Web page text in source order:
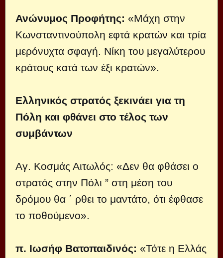
Ανώνυμος Προφήτης: «Μάχη στην
Κωνσταντινούπολη εφτά κρατών και τρία
μερόνυχτα σφαγή. Νίκη του μεγαλύτερου
κράτους κατά των έξι κρατών».
Ελληνικός στρατός ξεκινάει για τη
Πόλη και φθάνει στο τέλος των
συμβάντων
Αγ. Κοσμάς Αιτωλός: «Δεν θα φθάσει ο
στρατός στην Πόλι ” στη μέση του
δρόμου θα ΄ ρθει το μαντάτο, ότι έφθασε
το ποθούμενο».
π. Ιωσήφ Βατοπαιδινός: «Τότε η Ελλάς